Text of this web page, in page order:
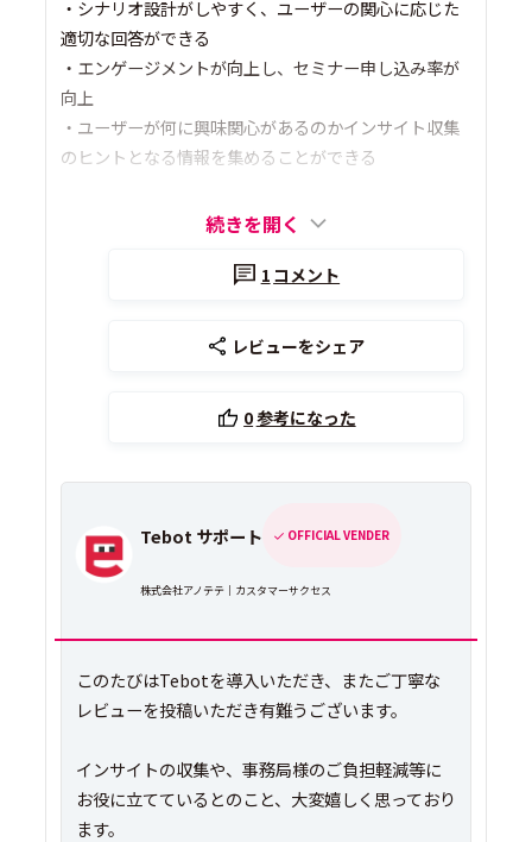
・シナリオ設計がしやすく、ユーザーの関心に応じた
適切な回答ができる
・エンゲージメントが向上し、セミナー申し込み率が
向上
・ユーザーが何に興味関心があるのかインサイト収集
のヒントとなる情報を集めることができる
続きを開く
1 コメント
レビューをシェア
0参考になった
Tebot サポート OFFICIAL VENDER
株式会社アノテテ｜カスタマーサクセス
このたびはTebotを導入いただき、またご丁寧な
レビューを投稿いただき有難うございます。
インサイトの収集や、事務局様のご負担軽減等に
お役に立てているとのこと、大変嬉しく思っており
ます。